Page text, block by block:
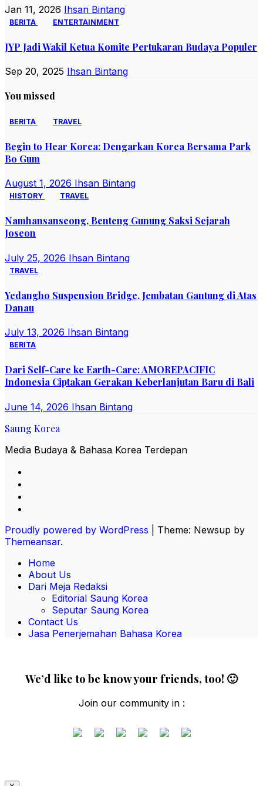
Jan 11, 2026 Ihsan Bintang
BERITA ENTERTAINMENT
JYP Jadi Wakil Ketua Komite Pertukaran Budaya Populer
Sep 20, 2025 Ihsan Bintang
You missed
BERITA TRAVEL
Begin to Hear Korea: Dengarkan Korea Bersama Park
Bo Gum
August 1, 2026 Ihsan Bintang
HISTORY TRAVEL
Namhansanseong, Benteng Gunung Saksi Sejarah
Joseon
July 25, 2026 Ihsan Bintang
TRAVEL
Yedangho Suspension Bridge, Jembatan Gantung di Atas
Danau
July 13, 2026 Ihsan Bintang
BERITA
Dari Self-Care ke Earth-Care: AMOREPACIFIC
Indonesia Ciptakan Gerakan Keberlanjutan Baru di Bali
June 14, 2026 Ihsan Bintang
Saung Korea
Media Budaya & Bahasa Korea Terdepan
Proudly powered by WordPress
Theme: Newsup by
Themeansar.
Home
About Us
Dari Meja Redaksi
Editorial Saung Korea
Seputar Saung Korea
Contact Us
Jasa Penerjemahan Bahasa Korea
We’d like to be know your friends, too! 🙂
Join our community in :